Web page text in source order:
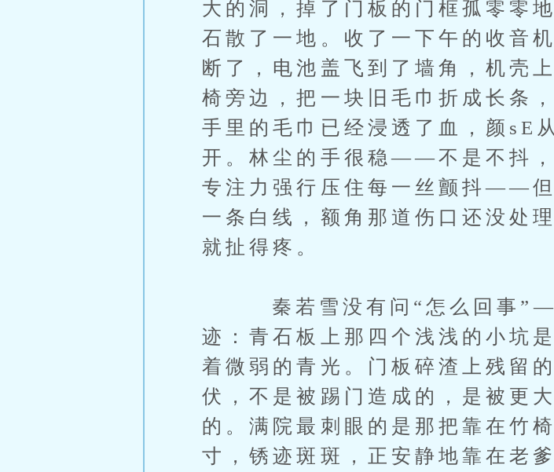
大的洞，掉了门板的门框孤零零
石散了一地。收了一下午的收音
断了，电池盖飞到了墙角，机壳
椅旁边，把一块旧毛巾折成长条
手里的毛巾已经浸透了血，颜sE
开。林尘的手很稳——不是不抖
专注力强行压住每一丝颤抖——
一条白线，额角那道伤口还没处
就扯得疼。
秦若雪没有问“怎么回事”——
迹：青石板上那四个浅浅的小坑
着微弱的青光。门板碎渣上残留
伏，不是被踢门造成的，是被更
的。满院最刺眼的是那把靠在竹
寸，锈迹斑斑，正安静地靠在老